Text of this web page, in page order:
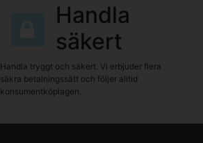
Handla
säkert
Handla tryggt och säkert. Vi erbjuder flera
säkra betalningssätt och följer alltid
konsumentköplagen.